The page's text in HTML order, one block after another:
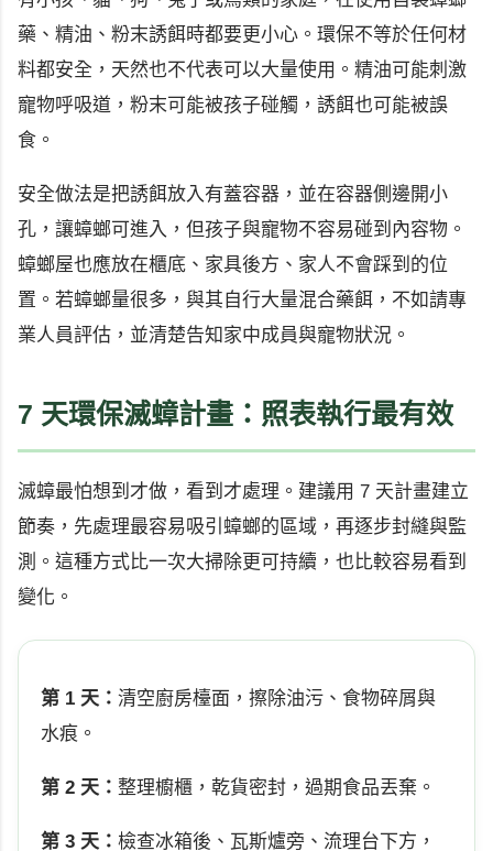
藥、精油、粉末誘餌時都要更小心。環保不等於任何材
料都安全，天然也不代表可以大量使用。精油可能刺激
寵物呼吸道，粉末可能被孩子碰觸，誘餌也可能被誤
食。
安全做法是把誘餌放入有蓋容器，並在容器側邊開小
孔，讓蟑螂可進入，但孩子與寵物不容易碰到內容物。
蟑螂屋也應放在櫃底、家具後方、家人不會踩到的位
置。若蟑螂量很多，與其自行大量混合藥餌，不如請專
業人員評估，並清楚告知家中成員與寵物狀況。
7 天環保滅蟑計畫：照表執行最有效
滅蟑最怕想到才做，看到才處理。建議用 7 天計畫建立
節奏，先處理最容易吸引蟑螂的區域，再逐步封縫與監
測。這種方式比一次大掃除更可持續，也比較容易看到
變化。
第 1 天： 清空廚房檯面，擦除油污、食物碎屑與
水痕。
第 2 天： 整理櫥櫃，乾貨密封，過期食品丟棄。
第 3 天： 檢查冰箱後、瓦斯爐旁、流理台下方，